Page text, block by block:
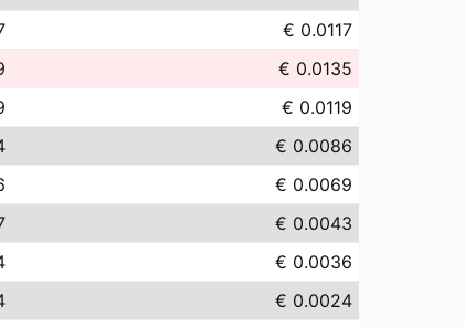
€ 0.0117
€ 0.0135
€ 0.0119
€ 0.0086
€ 0.0069
€ 0.0043
€ 0.0036
€ 0.0024